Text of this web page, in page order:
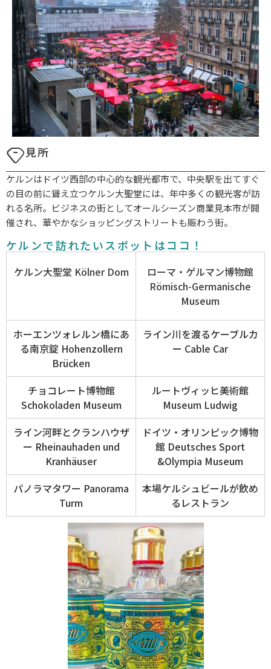
見所
ケルンはドイツ西部の中心的な観光都市で、中央駅を出てすぐ
の目の前に聳え立つケルン大聖堂には、年中多くの観光客が訪
れる名所。ビジネスの街としてオールシーズン商業見本市が開
催され、華やかなショッピングストリートも賑わう街。
ケルンで訪れたいスポットはココ！
ケルン大聖堂 Kölner Dom
ローマ・ゲルマン博物館
Römisch-Germanische
Museum
ホーエンツォレルン橋にあ
る南京錠 Hohenzollern
Brücken
ライン川を渡るケーブルカ
ー Cable Car
チョコレート博物館
Schokoladen Museum
ルートヴィッヒ美術館
Museum Ludwig
ライン河畔とクランハウザ
ー Rheinauhaden und
Kranhäuser
ドイツ・オリンピック博物
館 Deutsches Sport
&Olympia Museum
パノラマタワー Panorama
Turm
本場ケルシュビールが飲め
るレストラン